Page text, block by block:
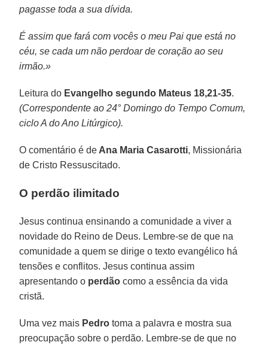
pagasse toda a sua dívida.
É assim que fará com vocês o meu Pai que está no
céu, se cada um não perdoar de coração ao seu
irmão.»
Leitura do Evangelho segundo Mateus 18,21-35.
(Correspondente ao 24° Domingo do Tempo Comum,
ciclo A do Ano Litúrgico).
O comentário é de Ana Maria Casarotti, Missionária
de Cristo Ressuscitado.
O perdão ilimitado
Jesus continua ensinando a comunidade a viver a
novidade do Reino de Deus. Lembre-se de que na
comunidade a quem se dirige o texto evangélico há
tensões e conflitos. Jesus continua assim
apresentando o perdão como a essência da vida
cristã.
Uma vez mais Pedro toma a palavra e mostra sua
preocupação sobre o perdão. Lembre-se de que no